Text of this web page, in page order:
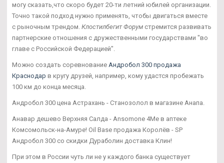
могу сказать,что скоро будет 20-ти летний юбилей организации.
Точно такой подход нужно применять, чтобы двигаться вместе
с рыночным трендом. Клостилбегит Форум стремится развивать
партнерские отношения с дружественными государствами "во
главе с Российской Федерацией".
Можно создать соревнование Андробол 300 продажа
Краснодар в кругу друзей, например, кому удастся пробежать
100 км до конца месяца.
Андробол 300 цена Астрахань - Станозолол в магазине Анапа.
Анавар дешево Верхняя Салда - Ansomone 4Me в аптеке
Комсомольск-на-Амуре! Oil Base продажа Королёв - SP
Андробол 300 со скидки Дураболин доставка Клин!
При этом в России чуть ли не у каждого банка существует